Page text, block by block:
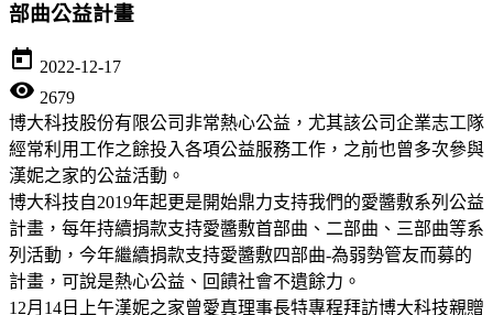
部曲公益計畫
today 2022-12-17
visibility 2679
博大科技股份有限公司非常熱心公益，尤其該公司企業志工隊
經常利用工作之餘投入各項公益服務工作，之前也曾多次參與
漢妮之家的公益活動。
博大科技自2019年起更是開始鼎力支持我們的愛醬敷系列公益
計畫，每年持續捐款支持愛醬敷首部曲、二部曲、三部曲等系
列活動，今年繼續捐款支持愛醬敷四部曲-為弱勢管友而募的
計畫，可說是熱心公益、回饋社會不遺餘力。
12月14日上午漢妮之家曾愛真理事長特專程拜訪博大科技親贈